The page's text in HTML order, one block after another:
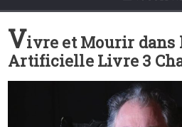
Vivre et Mourir dans
Artificielle Livre 3